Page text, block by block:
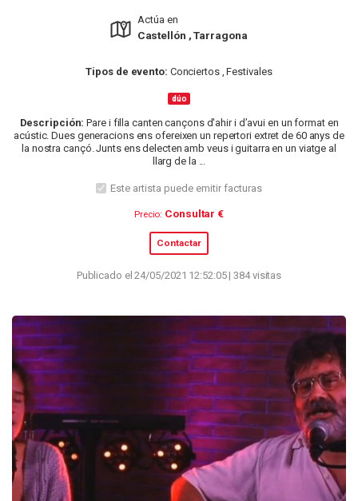
Actúa en
Castellón , Tarragona
Tipos de evento: Conciertos , Festivales
dúo
Descripción: Pare i filla canten cançons d'ahir i d’avui en un format en
acústic. Dues generacions ens ofereixen un repertori extret de 60 anys de
la nostra cançó. Junts ens delecten amb veus i guitarra en un viatge al
llarg de la ...
Este artista puede emitir facturas
Precio: Consultar €
Contactar
Publicado el 24/05/2021 12:52:05 | 384 visitas